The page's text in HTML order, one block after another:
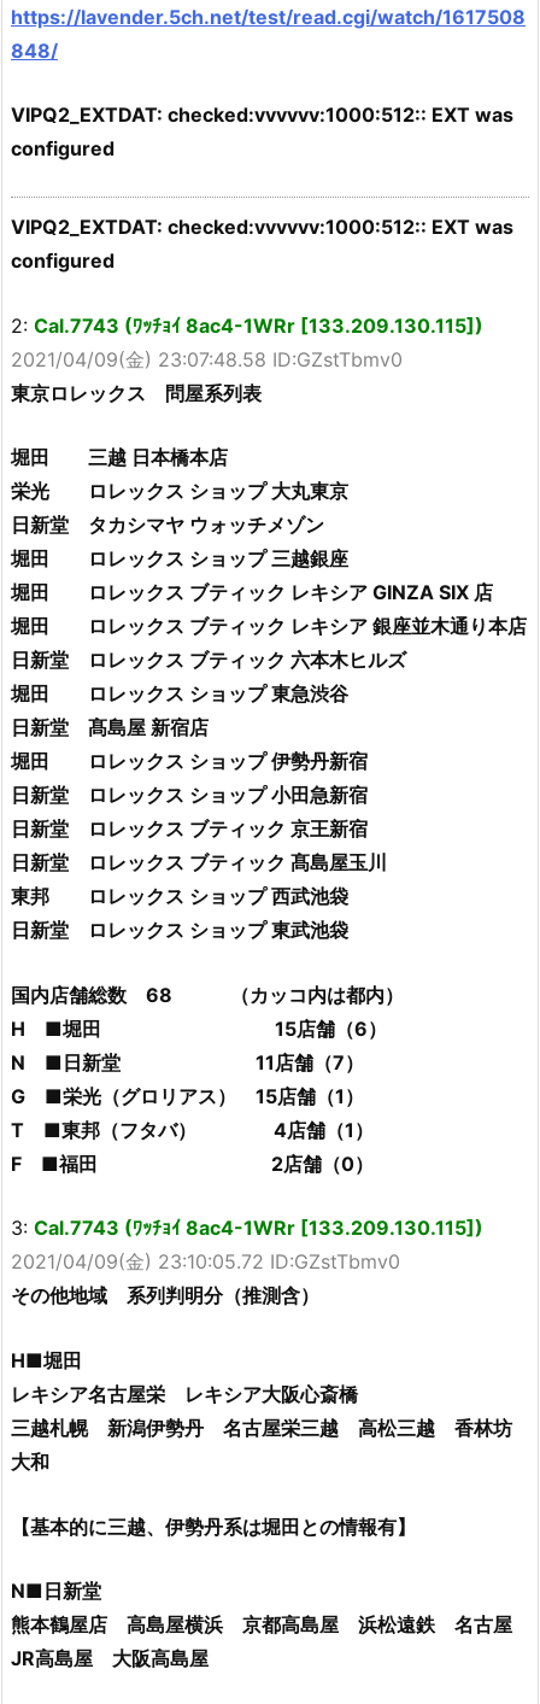
https://lavender.5ch.net/test/read.cgi/watch/1617508
848/
VIPQ2_EXTDAT: checked:vvvvvv:1000:512:: EXT was
configured
VIPQ2_EXTDAT: checked:vvvvvv:1000:512:: EXT was
configured
2: Cal.7743 (ﾜｯﾁｮｲ 8ac4-1WRr [133.209.130.115])
2021/04/09(金) 23:07:48.58 ID:GZstTbmv0
東京ロレックス 問屋系列表
堀田 三越 日本橋本店
栄光 ロレックス ショップ 大丸東京
日新堂 タカシマヤ ウォッチメゾン
堀田 ロレックス ショップ 三越銀座
堀田 ロレックス ブティック レキシア GINZA SIX 店
堀田 ロレックス ブティック レキシア 銀座並木通り本店
日新堂 ロレックス ブティック 六本木ヒルズ
堀田 ロレックス ショップ 東急渋谷
日新堂 髙島屋 新宿店
堀田 ロレックス ショップ 伊勢丹新宿
日新堂 ロレックス ショップ 小田急新宿
日新堂 ロレックス ブティック 京王新宿
日新堂 ロレックス ブティック 髙島屋玉川
東邦 ロレックス ショップ 西武池袋
日新堂 ロレックス ショップ 東武池袋
国内店舗総数 68 （カッコ内は都内）
H ■堀田 15店舗（6）
N ■日新堂 11店舗（7）
G ■栄光（グロリアス） 15店舗（1）
T ■東邦（フタバ） 4店舗（1）
F ■福田 2店舗（0）
3: Cal.7743 (ﾜｯﾁｮｲ 8ac4-1WRr [133.209.130.115])
2021/04/09(金) 23:10:05.72 ID:GZstTbmv0
その他地域 系列判明分（推測含）
H■堀田
レキシア名古屋栄 レキシア大阪心斎橋
三越札幌 新潟伊勢丹 名古屋栄三越 高松三越 香林坊
大和
【基本的に三越、伊勢丹系は堀田との情報有】
N■日新堂
熊本鶴屋店 高島屋横浜 京都高島屋 浜松遠鉄 名古屋
JR高島屋 大阪高島屋